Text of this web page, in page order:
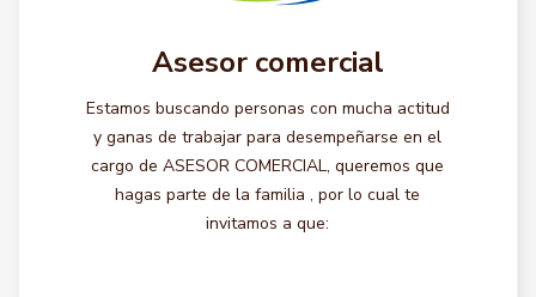
Asesor comercial
Estamos buscando personas con mucha actitud
y ganas de trabajar para desempeñarse en el
cargo de ASESOR COMERCIAL, queremos que
hagas parte de la familia , por lo cual te
invitamos a que: